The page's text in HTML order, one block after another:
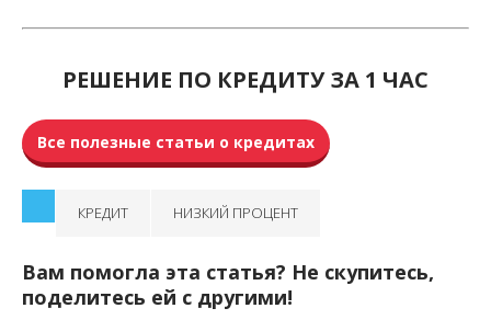
РЕШЕНИЕ ПО КРЕДИТУ ЗА 1 ЧАС
Все полезные статьи о кредитах
КРЕДИТ НИЗКИЙ ПРОЦЕНТ
Вам помогла эта статья? Не скупитесь,
поделитесь ей с другими!